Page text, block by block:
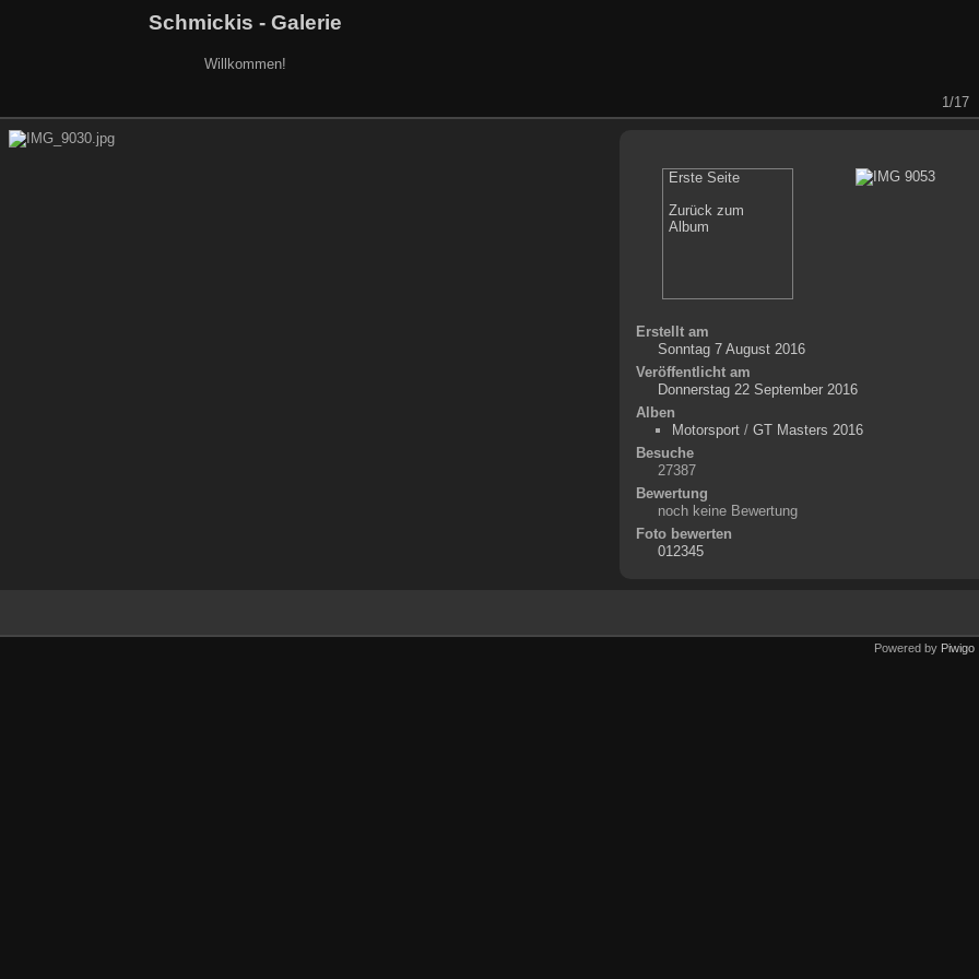
Schmickis - Galerie
Willkommen!
1/17
Erste Seite
Zurück zum
Album
Erstellt am
Sonntag 7 August 2016
Veröffentlicht am
Donnerstag 22 September 2016
Alben
Motorsport/ GT Masters 2016
Besuche
27387
Bewertung
noch keine Bewertung
Foto bewerten
Powered by Piwigo